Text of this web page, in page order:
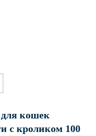
кошек
с кроликом 100